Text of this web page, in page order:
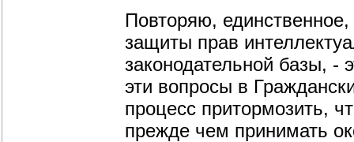
Повторяю,
защиты прав
законодательной базы, -
эти вопросы в
процесс притормозить,
прежде чем принимать